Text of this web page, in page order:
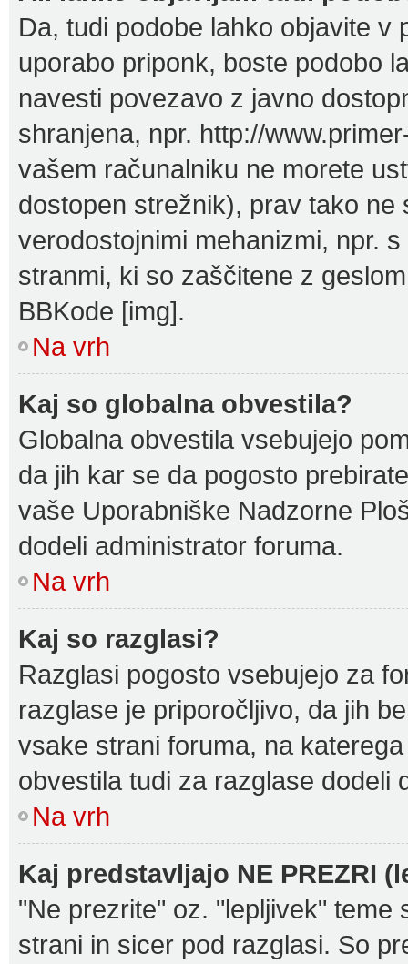
Da, tudi podobe lahko objavite v
uporabo priponk, boste podobo
navesti povezavo z javno
shranjena, npr. http://
vašem računalniku ne morete
dostopen strežnik), prav tako ne
verodostojnimi mehanizmi, npr.
stranmi, ki so zaščitene z
BBKode [img].
Na vrh
Kaj so globalna obvestila?
Globalna obvestila vsebujejo
da jih kar se da pogosto
vaše Uporabniške Nadzorne
dodeli administrator foruma.
Na vrh
Kaj so razglasi?
Razglasi pogosto vsebujejo za
razglase je priporočljivo, da jih
vsake strani foruma, na
obvestila tudi za razglase dodeli
Na vrh
Kaj predstavljajo NE PREZRI
"Ne prezrite" oz. "lepljivek"
strani in sicer pod razglasi. So